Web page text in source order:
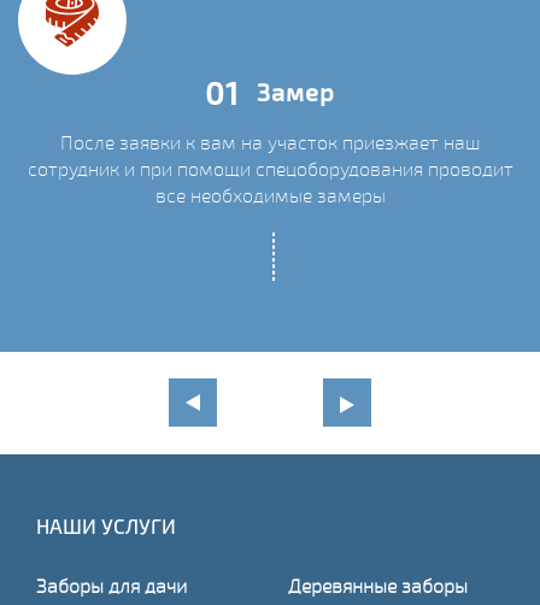
01 Замер
После заявки к вам на участок приезжает наш
сотрудник и при помощи спецоборудования проводит
все необходимые замеры
НАШИ УСЛУГИ
Заборы для дачи
Деревянные заборы